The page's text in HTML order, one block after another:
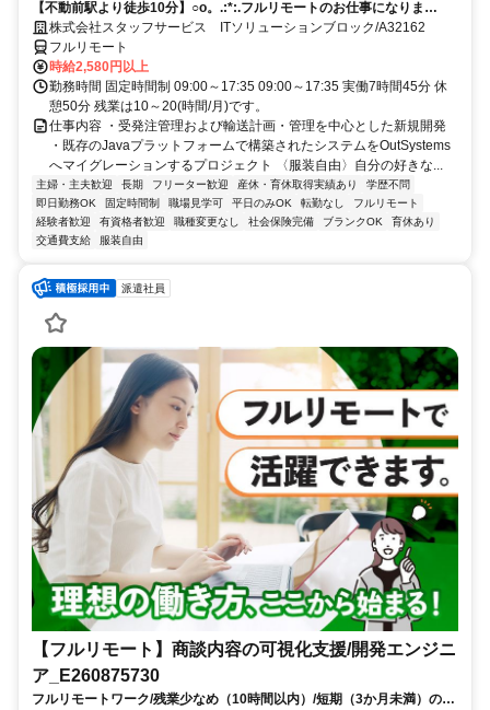
【不動前駅より徒歩10分】○o。.:*:.フルリモートのお仕事になりま
す.:*:.。o○ご応募お待ちしております！
株式会社スタッフサービス ITソリューションブロック/A32162
フルリモート
時給2,580円以上
勤務時間 固定時間制 09:00～17:35 09:00～17:35 実働7時間45分 休
憩50分 残業は10～20(時間/月)です。
仕事内容 ・受発注管理および輸送計画・管理を中心とした新規開発
・既存のJavaプラットフォームで構築されたシステムをOutSystems
へマイグレーションするプロジェクト 〈服装自由〉自分の好きな...
主婦・主夫歓迎 長期 フリーター歓迎 産休・育休取得実績あり
学歴不問
即日勤務OK
固定時間制 職場見学可 平日のみOK 転勤なし
フルリモート
経験者歓迎
有資格者歓迎 職種変更なし 社会保険完備 ブランクOK
育休あり
交通費支給
服装自由
派遣社員
【フルリモート】商談内容の可視化支援/開発エンジニ
ア_E260875730
フルリモートワーク/残業少なめ（10時間以内）/短期（3か月未満）のお